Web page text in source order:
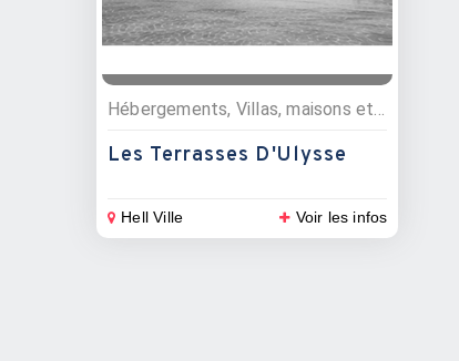
Les Terrasses D'Ulysse
Hell Ville Voir les infos